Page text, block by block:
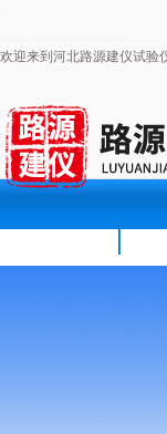
欢迎来到河北路源建仪试验